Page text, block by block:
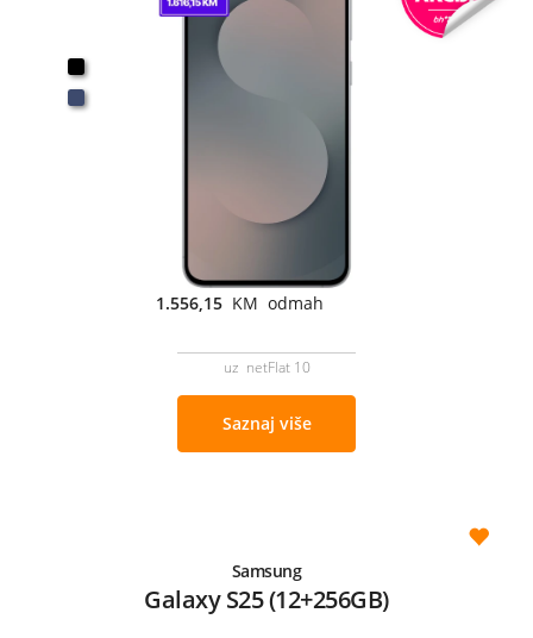
1.556,15 KM odmah
uz netFlat 10
Saznaj više
Samsung
Galaxy S25 (12+256GB)